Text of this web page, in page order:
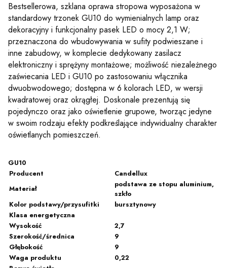
Bestsellerowa, szklana oprawa stropowa wyposażona w
standardowy trzonek GU10 do wymienialnych lamp oraz
dekoracyjny i funkcjonalny pasek LED o mocy 2,1 W;
przeznaczona do wbudowywania w sufity podwieszane i
inne zabudowy, w komplecie dedykowany zasilacz
elektroniczny i sprężyny montażowe; możliwość niezależnego
zaświecania LED i GU10 po zastosowaniu włącznika
dwuobwodowego; dostępna w 6 kolorach LED, w wersji
kwadratowej oraz okrągłej. Doskonale prezentują się
pojedynczo oraz jako oświetlenie grupowe, tworząc jedyne
w swoim rodzaju efekty podkreślające indywidualny charakter
oświetlanych pomieszczeń.
GU10
Producent
Candellux
Materiał
podstawa ze stopu aluminium,
szkło
Kolor podstawy/przysufitki
bursztynowy
Klasa energetyczna
Wysokość
2,7
Szerokość/średnica
9
Głębokość
9
Waga produktu
0,22